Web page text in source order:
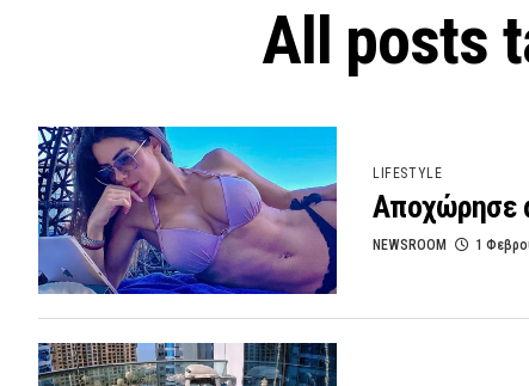
All posts
LIFESTYLE
Αποχώρησε
NEWSROOM 1